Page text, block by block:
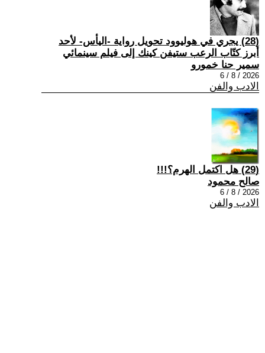
(28) يجري في هوليوود تحويل رواية -اليأس- لأحد
أبرز كتّاب الرعب ستيفن كينك إلى فيلم سينمائي
سمير حنا خمورو
2026 / 8 / 6
الادب والفن
(29) هل اكتمل الهرم؟!!!
صالح محمود
2026 / 8 / 6
الادب والفن